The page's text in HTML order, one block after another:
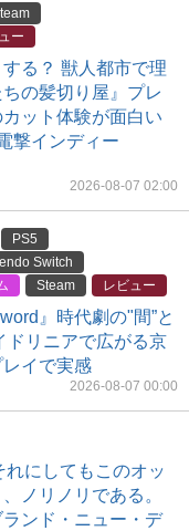
ー
る？ 獣人都市で理
の髪切り屋』プレ
ット体験が面白い
撃インディー
2026-08-07 02:00
PS5
Switch
Steam レビュー
』時代劇の"間”と
ドリニアで広がる京
イで実感
2026-08-07 00:00
にしてもこのオッ
ノリノリである。
ランド・ニュー・デ